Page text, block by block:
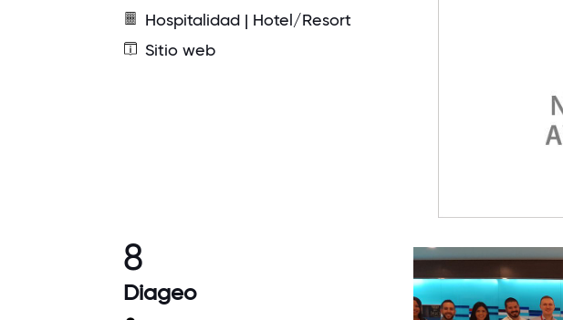
Hospitalidad | Hotel/Resort
Sitio web
8
Diageo